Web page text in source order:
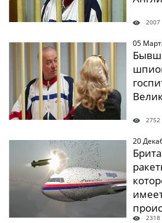
2007
05
2752
20
2318